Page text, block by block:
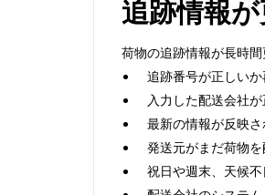
追跡情報
荷物の追跡情報が長時
追跡番号が正しいか
入力した配送会社が
最新の情報が反映
発送元がまだ荷物を
祝日や週末、天候不